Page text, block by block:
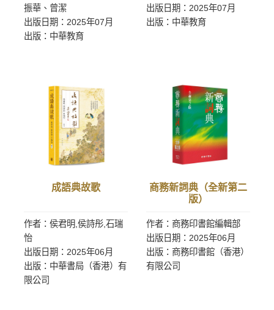
振華、曾潔
出版日期：2025年07月
出版：中華教育
出版日期：2025年07月
出版：中華教育
成語典故歌
作者：侯君明,侯詩彤,石瑞
怡
出版日期：2025年06月
出版：中華書局（香港）有
限公司
商務新詞典（全新第二
版）
作者：商務印書館編輯部
出版日期：2025年06月
出版：商務印書館（香港）
有限公司